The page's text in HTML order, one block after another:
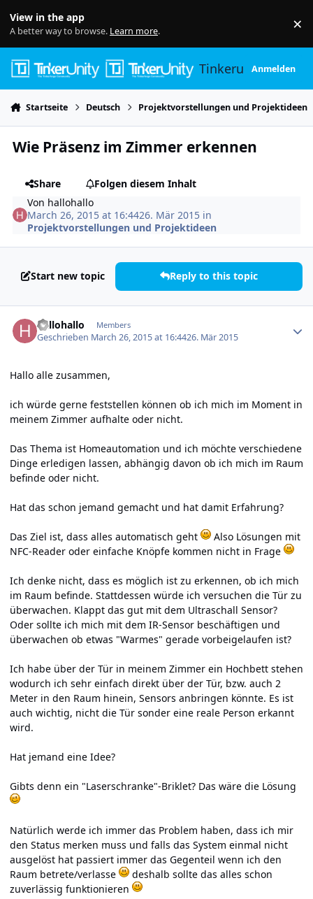
View in the app
A better way to browse. Learn more. ×
TinkerunityAnmelden
Startseite Deutsch Projektvorstellungen und Projektideen
Wie Präsenz im Zimmer erkennen
Share
Folgen diesem Inhalt
Von hallohallo
March 26, 2015 at 16:4426. Mär 2015 in
Projektvorstellungen und Projektideen
Start new topic Reply to this topic
hallohallo Members
Geschrieben March 26, 2015 at 16:4426. Mär 2015
Hallo alle zusammen,
ich würde gerne feststellen können ob ich mich im Moment in
meinem Zimmer aufhalte oder nicht.
Das Thema ist Homeautomation und ich möchte verschiedene
Dinge erledigen lassen, abhängig davon ob ich mich im Raum
befinde oder nicht.
Hat das schon jemand gemacht und hat damit Erfahrung?
Das Ziel ist, dass alles automatisch geht
Also Lösungen mit
NFC-Reader oder einfache Knöpfe kommen nicht in Frage
Ich denke nicht, dass es möglich ist zu erkennen, ob ich mich
im Raum befinde. Stattdessen würde ich versuchen die Tür zu
überwachen. Klappt das gut mit dem Ultraschall Sensor?
Oder sollte ich mich mit dem IR-Sensor beschäftigen und
überwachen ob etwas "Warmes" gerade vorbeigelaufen ist?
Ich habe über der Tür in meinem Zimmer ein Hochbett stehen
wodurch ich sehr einfach direkt über der Tür, bzw. auch 2
Meter in den Raum hinein, Sensors anbringen könnte. Es ist
auch wichtig, nicht die Tür sonder eine reale Person erkannt
wird.
Hat jemand eine Idee?
Gibts denn ein "Laserschranke"-Briklet? Das wäre die Lösung
Natürlich werde ich immer das Problem haben, dass ich mir
den Status merken muss und falls das System einmal nicht
ausgelöst hat passiert immer das Gegenteil wenn ich den
Raum betrete/verlasse
deshalb sollte das alles schon
zuverlässig funktionieren